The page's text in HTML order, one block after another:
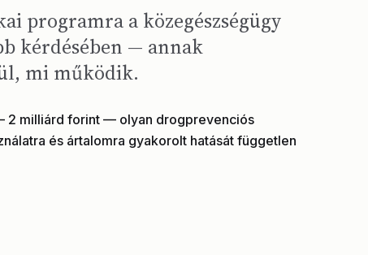
programra a közegészségügy
kérdésében — annak
mi működik.
2 milliárd forint — olyan drogprevenciós
és ártalomra gyakorolt hatását független